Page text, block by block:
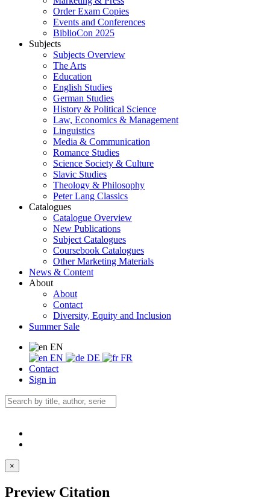
Order Exam Copies
Events and Conferences
BiblioCon 2025
Subjects
Subjects Overview
The Arts
Education
English Studies
German Studies
History & Political Science
Law, Economics & Management
Linguistics
Media & Communication
Romance Studies
Science Society & Culture
Slavic Studies
Theology & Philosophy
Peter Lang Classics
Catalogues
Catalogue Overview
New Publications
Subject Catalogues
Coursebook Catalogues
Other Marketing Materials
News & Content
About
About
Contact
Diversity, Equity and Inclusion
Summer Sale
EN
EN
DE
FR
Contact
Sign in
×
Preview Citation